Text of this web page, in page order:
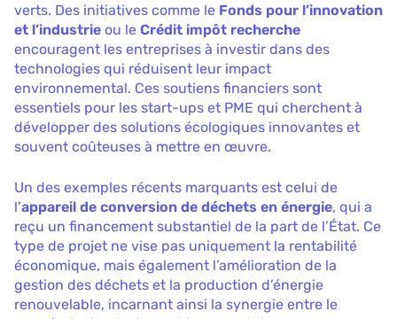
verts. Des initiatives comme le Fonds pour l’innovation
et l’industrie ou le Crédit impôt recherche
encouragent les entreprises à investir dans des
technologies qui réduisent leur impact
environnemental. Ces soutiens financiers sont
essentiels pour les start-ups et PME qui cherchent à
développer des solutions écologiques innovantes et
souvent coûteuses à mettre en œuvre.
Un des exemples récents marquants est celui de
l’appareil de conversion de déchets en énergie, qui a
reçu un financement substantiel de la part de l’État. Ce
type de projet ne vise pas uniquement la rentabilité
économique, mais également l’amélioration de la
gestion des déchets et la production d’énergie
renouvelable, incarnant ainsi la synergie entre le